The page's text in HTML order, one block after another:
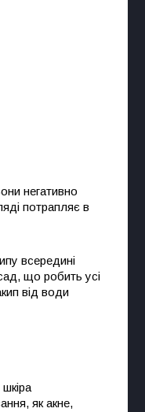
негативно
потрапляє в
всередині
що робить усі
від води
як акне,